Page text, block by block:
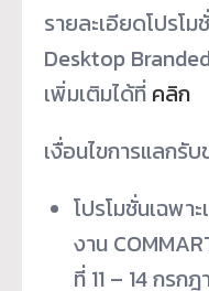
รายละเอียดโปร
Desktop
เพิ่มเติมได้ที่ คลิก
เงื่อนไขการแลก
โปรโมชั่นเฉพา
งาน
ที่ 11 – 14 กรก